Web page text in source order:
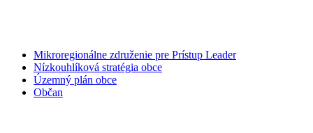
Mikroregionálne združenie pre Prístup Leader
Nízkouhlíková stratégia obce
Územný plán obce
Občan